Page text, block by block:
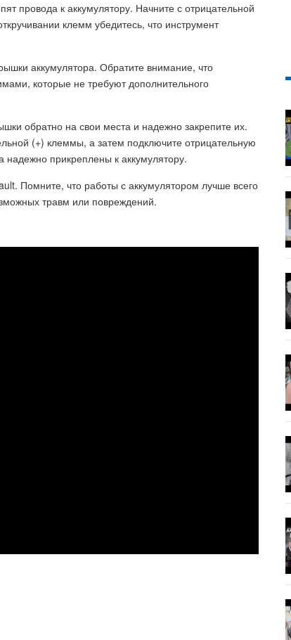
провода к аккумулятору. Начните с отрицательной
клемм убедитесь, что инструмент
аккумулятора. Обратите внимание, что
которые не требуют дополнительного
обратно на свои места и надежно закрепите их.
(+) клеммы, а затем подключите отрицательную
прикреплены к аккумулятору.
Помните, что работы с аккумулятором лучше всего
травм или повреждений.